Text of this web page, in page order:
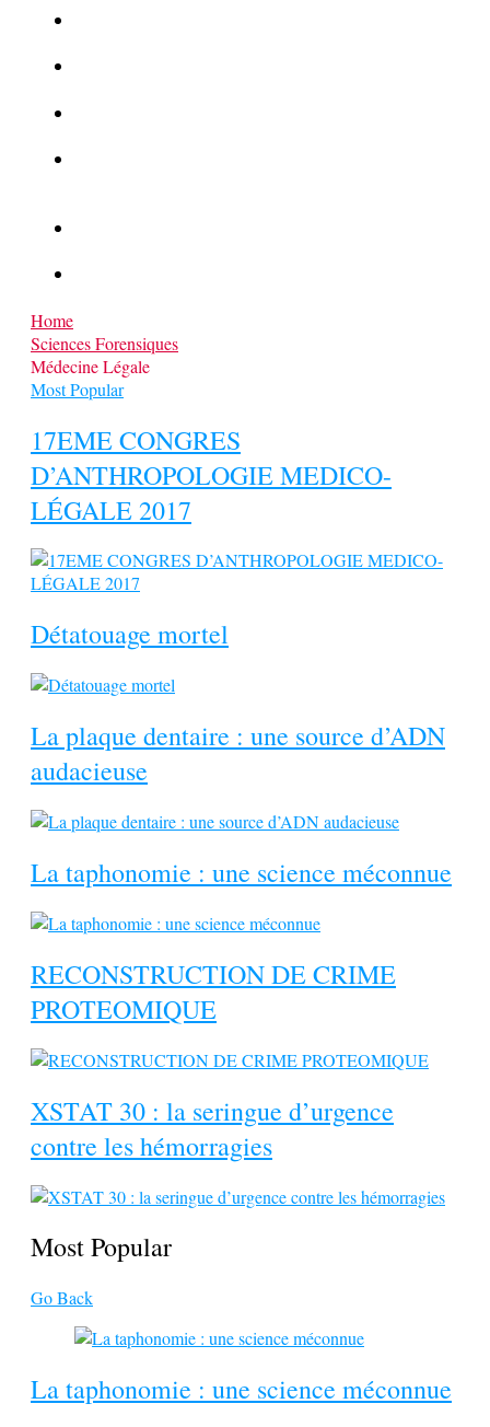
Home
Sciences Forensiques
Médecine Légale
Most Popular
17EME CONGRES
D’ANTHROPOLOGIE MEDICO-
LÉGALE 2017
Détatouage mortel
La plaque dentaire : une source d’ADN
audacieuse
La taphonomie : une science méconnue
RECONSTRUCTION DE CRIME
PROTEOMIQUE
XSTAT 30 : la seringue d’urgence
contre les hémorragies
Most Popular
Go Back
La taphonomie : une science méconnue